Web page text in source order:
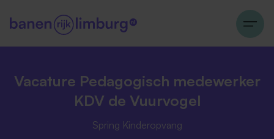
Vacature Pedagogisch medewerker
KDV de Vuurvogel
Spring Kinderopvang